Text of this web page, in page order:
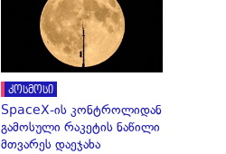
კოსმოსი
SpaceX-ის კონტროლიდან
გამოსული რაკეტის ნაწილი
მთვარეს დაეჯახა